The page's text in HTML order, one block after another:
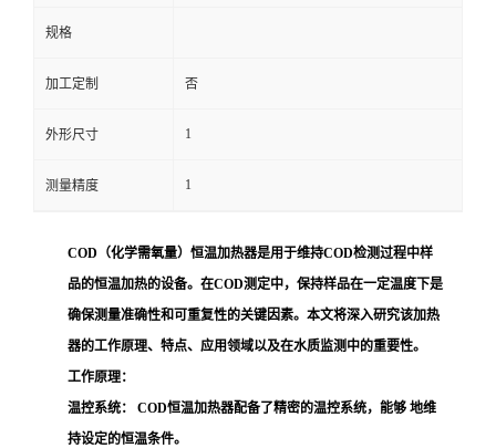
言
规格
加工定制 否
外形尺寸 1
测量精度 1
COD（化学需氧量）恒温加热器是用于维持COD检测过程中样
品的恒温加热的设备。在COD测定中，保持样品在一定温度下是
确保测量准确性和可重复性的关键因素。本文将深入研究该加热
器的工作原理、特点、应用领域以及在水质监测中的重要性。
工作原理：
温控系统：
COD恒温加热器配备了精密的温控系统，能够 地维
持设定的恒温条件。